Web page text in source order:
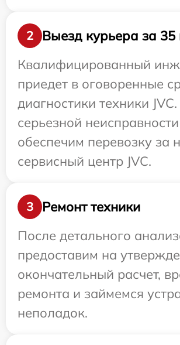
2
Выезд курьера за 35
Квалифицированный
приедет в оговоренные
диагностики техники
серьезной
обеспечим перевозку за
сервисный центр JVC.
3
Ремонт техники
После детального
предоставим на
окончательный расчет,
ремонта и займемся
неполадок.